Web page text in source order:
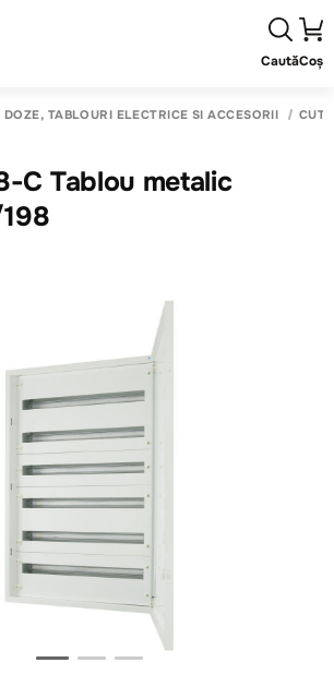
CautăCoș
DOZE, TABLOURI ELECTRICE SI ACCESORII
C Tablou metalic